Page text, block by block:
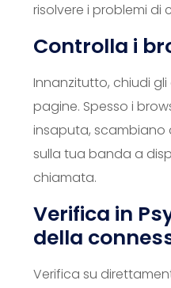
risolvere i problemi di
Controlla i
Innanzitutto, chiudi
pagine. Spesso i
insaputa, scambiano
sulla tua banda a
chiamata.
Verifica in
della
Verifica su